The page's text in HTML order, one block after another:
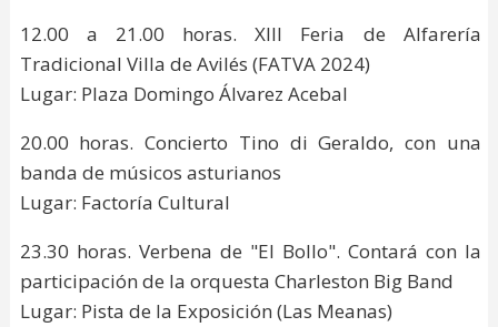
12.00 a 21.00 horas. XIII Feria de Alfarería
Tradicional Villa de Avilés (FATVA 2024)
Lugar: Plaza Domingo Álvarez Acebal
20.00 horas. Concierto Tino di Geraldo, con una
banda de músicos asturianos
Lugar: Factoría Cultural
23.30 horas. Verbena de "El Bollo". Contará con la
participación de la orquesta Charleston Big Band
Lugar: Pista de la Exposición (Las Meanas)